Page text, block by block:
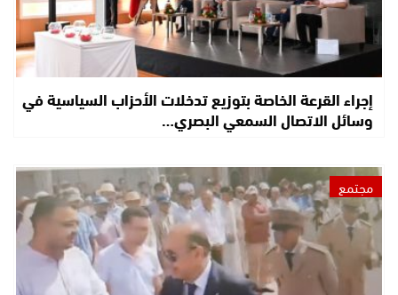
إجراء القرعة الخاصة بتوزيع تدخلات الأحزاب السياسية في
وسائل الاتصال السمعي البصري…
مجتمع